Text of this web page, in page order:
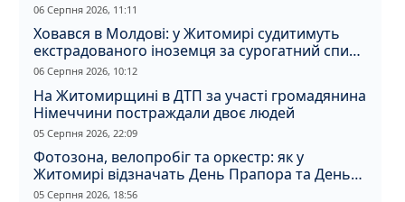
06 Серпня 2026, 11:11
Ховався в Молдові: у Житомирі судитимуть
екстрадованого іноземця за сурогатний спирт
і відмивання грошей
06 Серпня 2026, 10:12
На Житомирщині в ДТП за участі громадянина
Німеччини постраждали двоє людей
05 Серпня 2026, 22:09
Фотозона, велопробіг та оркестр: як у
Житомирі відзначать День Прапора та День
Незалежності
05 Серпня 2026, 18:56